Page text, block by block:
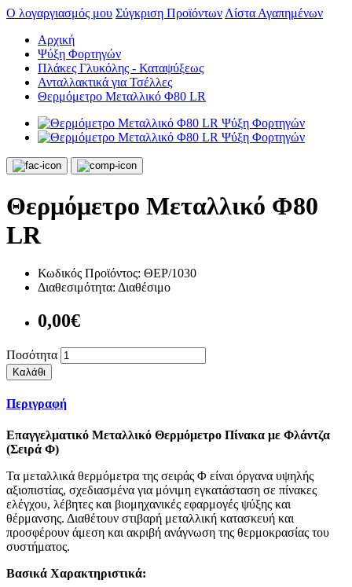
Ο λογαργιασμός μου Σύγκριση ΠροϊόντωνΛίστα Αγαπημένων
Αρχική
Ψύξη Φορτηγών
Πλάκες Γλυκόλης - Καταψύξεως
Ανταλλακτικά για Τσέλλες
Θερμόμετρο Μεταλλικό Φ80 LR
Θερμόμετρο Μεταλλικό Φ80
LR
Κωδικός Προϊόντος: ΘΕΡ/1030
Διαθεσιμότητα: Διαθέσιμο
0,00€
Ποσότητα
Καλάθι
Περιγραφή
Επαγγελματικό Μεταλλικό Θερμόμετρο Πίνακα με Φλάντζα
(Σειρά Φ)
Τα μεταλλικά θερμόμετρα της σειράς Φ είναι όργανα υψηλής
αξιοπιστίας, σχεδιασμένα για μόνιμη εγκατάσταση σε πίνακες
ελέγχου, λέβητες και βιομηχανικές εφαρμογές ψύξης και
θέρμανσης. Διαθέτουν στιβαρή μεταλλική κατασκευή και
προσφέρουν άμεση και ακριβή ανάγνωση της θερμοκρασίας του
συστήματος.
Βασικά Χαρακτηριστικά: